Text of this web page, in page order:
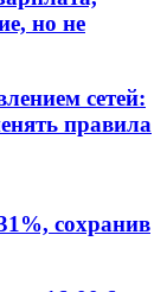
но не
сетей:
правила
сохранив